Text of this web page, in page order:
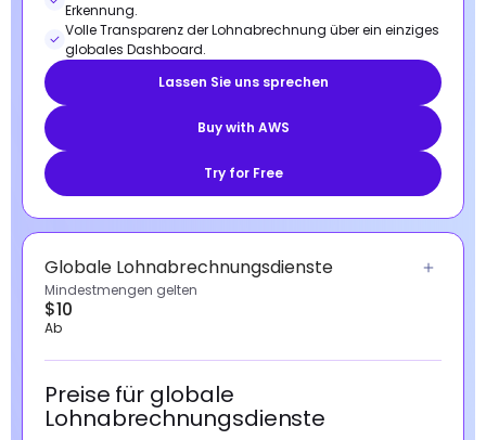
Erkennung.
Volle Transparenz der Lohnabrechnung über ein einziges
globales Dashboard.
Lassen Sie uns sprechen
Buy with AWS
Try for Free
Globale Lohnabrechnungsdienste
Mindestmengen gelten
$10
Ab
Preise für globale
Lohnabrechnungsdienste